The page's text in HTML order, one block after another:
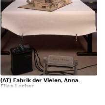
(AT) Fabrik der Vielen, Anna-
Elisa Lorber